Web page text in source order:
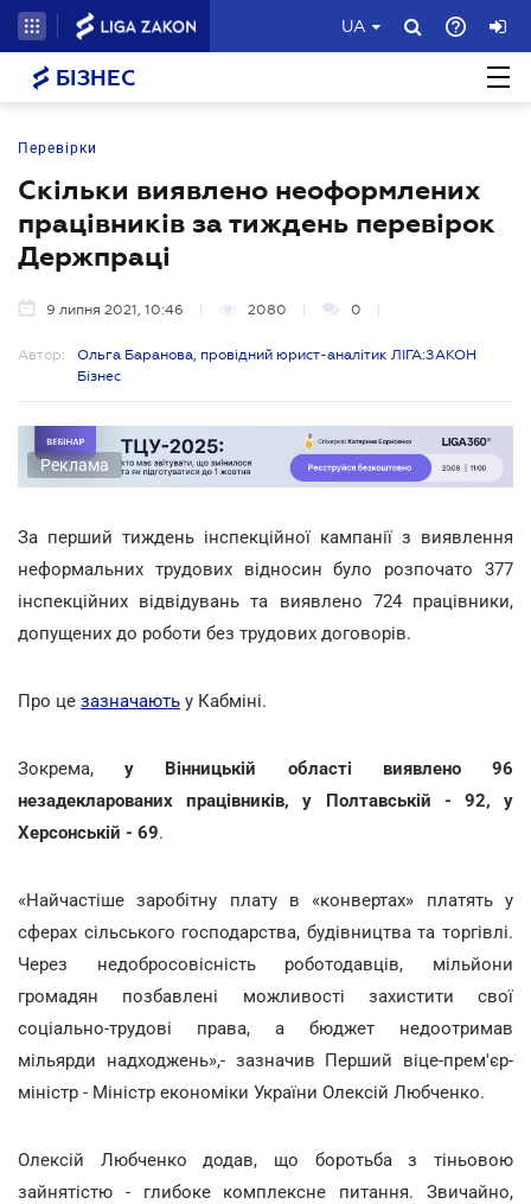
UA
БІЗНЕС
Перевірки
Скільки виявлено неоформлених
працівників за тиждень перевірок
Держпраці
9 липня 2021, 10:46 2080 0
Автор:
Ольга Баранова, провідний юрист-аналітик ЛІГА:ЗАКОН
Бізнес
Реклама
За перший тиждень інспекційної кампанії з виявлення
неформальних трудових відносин було розпочато 377
інспекційних відвідувань та виявлено 724 працівники,
допущених до роботи без трудових договорів.
Про це зазначають у Кабміні.
Зокрема,у Вінницькій області виявлено 96
незадекларованих працівників, у Полтавській - 92, у
Херсонській - 69.
«Найчастіше заробітну плату в «конвертах» платять у
сферах сільського господарства, будівництва та торгівлі.
Через недобросовісність роботодавців, мільйони
громадян позбавлені можливості захистити свої
соціально-трудові права, а бюджет недоотримав
мільярди надходжень»,- зазначив Перший віце-прем'єр-
міністр - Міністр економіки України Олексій Любченко.
Олексій Любченко додав, що боротьба з тіньовою
зайнятістю - глибоке комплексне питання. Звичайно,